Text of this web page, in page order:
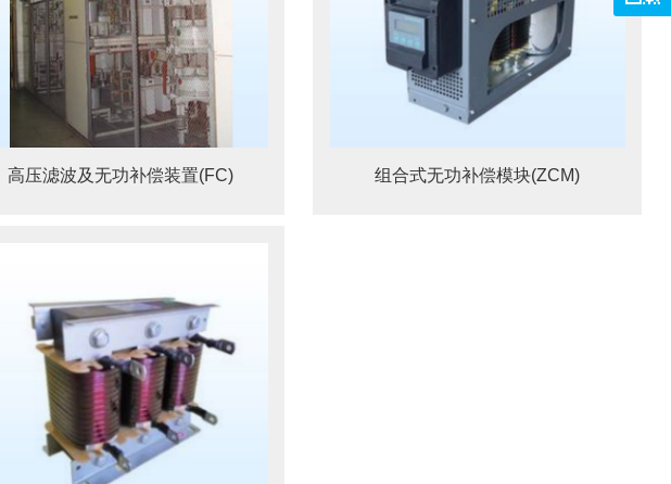
高压滤波及无功补偿装置(FC) 组合式无功补偿模块(ZCM)